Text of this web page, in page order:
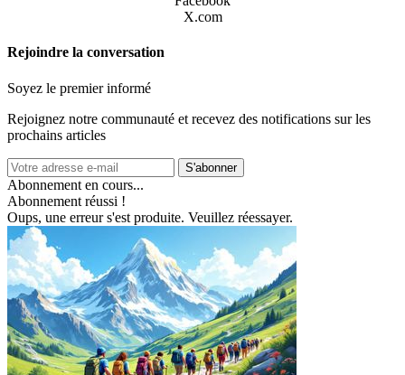
X.com
Rejoindre la conversation
Soyez le premier informé
Rejoignez notre communauté et recevez des notifications sur les
prochains articles
S'abonner
Abonnement en cours...
Abonnement réussi !
Oups, une erreur s'est produite. Veuillez réessayer.